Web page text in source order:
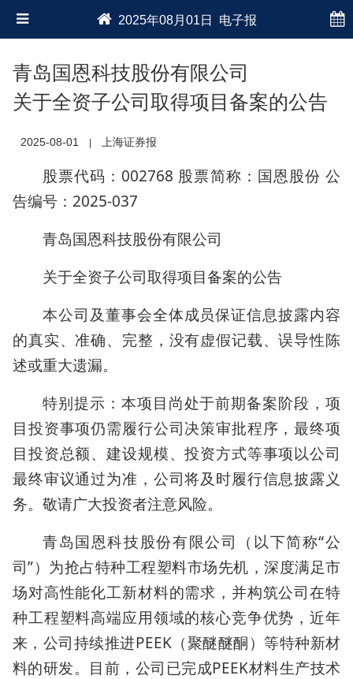
2025年08月01日 电子报
青岛国恩科技股份有限公司
关于全资子公司取得项目备案的公告
2025-08-01 上海证券报
股票代码：002768 股票简称：国恩股份 公
告编号：2025-037
青岛国恩科技股份有限公司
关于全资子公司取得项目备案的公告
本公司及董事会全体成员保证信息披露内容
的真实、准确、完整，没有虚假记载、误导性陈
述或重大遗漏。
特别提示：本项目尚处于前期备案阶段，项
目投资事项仍需履行公司决策审批程序，最终项
目投资总额、建设规模、投资方式等事项以公司
最终审议通过为准，公司将及时履行信息披露义
务。敬请广大投资者注意风险。
青岛国恩科技股份有限公司（以下简称“公
司”）为抢占特种工程塑料市场先机，深度满足市
场对高性能化工新材料的需求，并构筑公司在特
种工程塑料高端应用领域的核心竞争优势，近年
来，公司持续推进PEEK（聚醚醚酮）等特种新材
料的研发。目前，公司已完成PEEK材料生产技术